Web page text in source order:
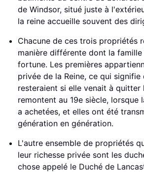
de Windsor, situé juste à
la reine accueille souvent des
Chacune de ces trois propriétés
manière différente dont la famille
fortune. Les premières
privée de la Reine, ce qui signifie
resteraient si elle venait à quitter
remontent au 19e siècle, lorsque
a achetées, et elles ont été
génération en génération.
L'autre ensemble de propriétés
leur richesse privée sont les
chose appelé le Duché de